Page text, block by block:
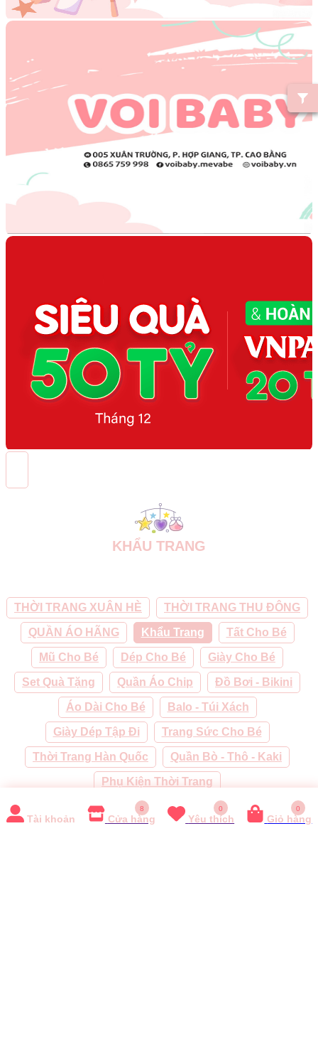
Tài khoản
8
Cửa hàng
0
Yêu thích
0
Giỏ hàng
KHẨU TRANG
THỜI TRANG XUÂN HÈ THỜI TRANG THU ĐÔNG
QUẦN ÁO HÃNG Khẩu Trang Tất Cho Bé
Mũ Cho Bé Dép Cho Bé Giày Cho Bé
Set Quà Tặng Quần Áo Chip Đồ Bơi - Bikini
Áo Dài Cho Bé Balo - Túi Xách
Giày Dép Tập Đi Trang Sức Cho Bé
Thời Trang Hàn Quốc Quần Bò - Thô - Kaki
Phụ Kiện Thời Trang